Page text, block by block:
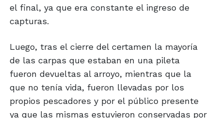
el final, ya que era constante el ingreso de
capturas.
Luego, tras el cierre del certamen la mayoría
de las carpas que estaban en una pileta
fueron devueltas al arroyo, mientras que la
que no tenía vida, fueron llevadas por los
propios pescadores y por el público presente
ya que las mismas estuvieron conservadas por